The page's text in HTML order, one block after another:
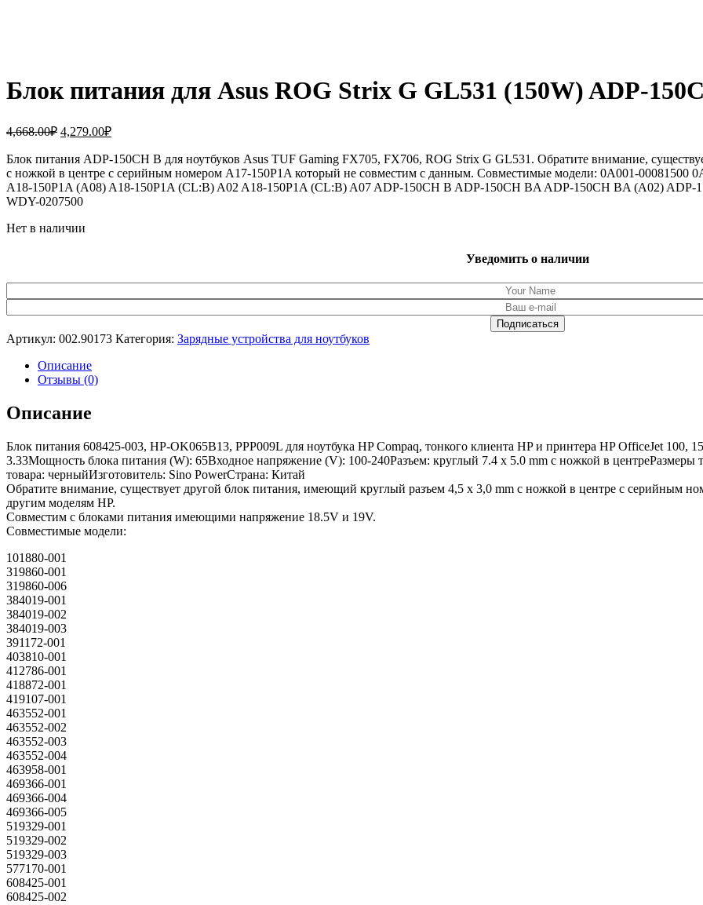
Блок питания для Asus ROG Strix G GL531 (150W) ADP-
4,668.00₽ Первоначальная
составляла
4,668.00₽.
4,279.00₽Текущая
4,279.00₽.
Блок питания ADP-150CH B для ноутбуков Asus TUF Gaming FX705, FX706, ROG Strix G GL531. Обратите внимание,
с ножкой в центре с серийным номером A17-150P1A который не совместим с данным. Совместимые модели: 0A001-00081500
A18-150P1A (A08) A18-150P1A (CL:B) A02 A18-150P1A (CL:B) A07 ADP-150CH B ADP-150CH BA ADP-150CH BA (A02)
WDY-0207500
Нет в наличии
Уведомить о наличии
Артикул: 002.90173 Категория: Зарядные устройства для ноутбуков
Описание
Отзывы (0)
Описание
Блок питания 608425-003, HP-OK065B13, PPP009L для ноутбука HP Compaq, тонкого клиента HP и принтера HP OfficeJet
3.33Мощность блока питания (W): 65Входное напряжение (V): 100-240Разъем: круглый 7.4 x 5.0 mm с ножкой в
товара: черныйИзготовитель: Sino PowerСтрана: Китай
Обратите внимание, существует другой блок питания, имеющий круглый разъем 4,5 x 3,0 mm с ножкой в центре с серийным
другим моделям HP.
Совместим с блоками питания имеющими напряжение 18.5V и 19V.
Совместимые модели:
101880-001
319860-001
319860-006
384019-001
384019-002
384019-003
391172-001
403810-001
412786-001
418872-001
419107-001
463552-001
463552-002
463552-003
463552-004
463958-001
469366-001
469366-004
469366-005
519329-001
519329-002
519329-003
577170-001
608425-001
608425-002